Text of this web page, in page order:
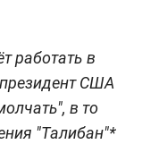
работать в
США
в то
"Талибан"*